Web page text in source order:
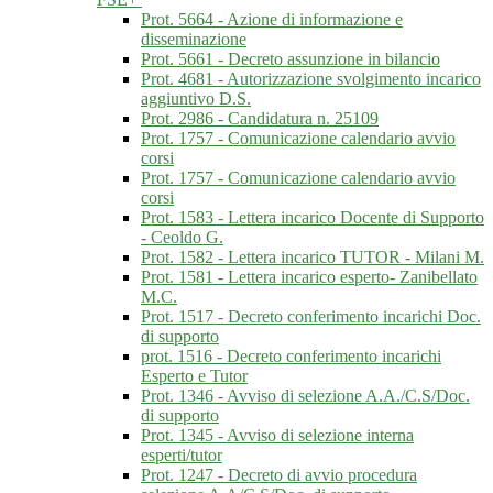
Prot. 5664 - Azione di informazione e
disseminazione
Prot. 5661 - Decreto assunzione in bilancio
Prot. 4681 - Autorizzazione svolgimento incarico
aggiuntivo D.S.
Prot. 2986 - Candidatura n. 25109
Prot. 1757 - Comunicazione calendario avvio
corsi
Prot. 1757 - Comunicazione calendario avvio
corsi
Prot. 1583 - Lettera incarico Docente di Supporto
- Ceoldo G.
Prot. 1582 - Lettera incarico TUTOR - Milani M.
Prot. 1581 - Lettera incarico esperto- Zanibellato
M.C.
Prot. 1517 - Decreto conferimento incarichi Doc.
di supporto
prot. 1516 - Decreto conferimento incarichi
Esperto e Tutor
Prot. 1346 - Avviso di selezione A.A./C.S/Doc.
di supporto
Prot. 1345 - Avviso di selezione interna
esperti/tutor
Prot. 1247 - Decreto di avvio procedura